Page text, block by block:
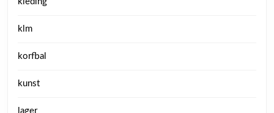
klm
korfbal
kunst
lager